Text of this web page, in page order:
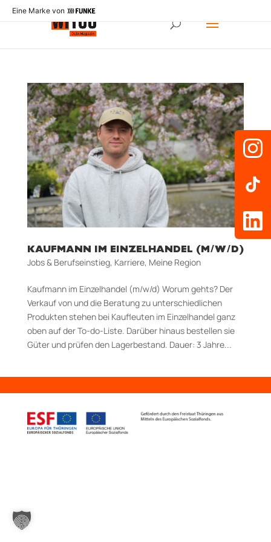
Eine Marke von
KAUFMANN IM EINZELHANDEL (M/W/D)
Jobs & Berufseinstieg, Karriere, Meine Region
Kaufmann im Einzelhandel (m/w/d) Worum gehts? Der
Verkauf von und die Beratung zu unter­schiedlichen
Produkten stehen bei Kaufleuten im Einzelhandel ganz
oben auf der To-­do-­Liste. Darüber hinaus bestellen sie
Güter und prüfen den Lagerbestand. Dauer: 3 Jahre...